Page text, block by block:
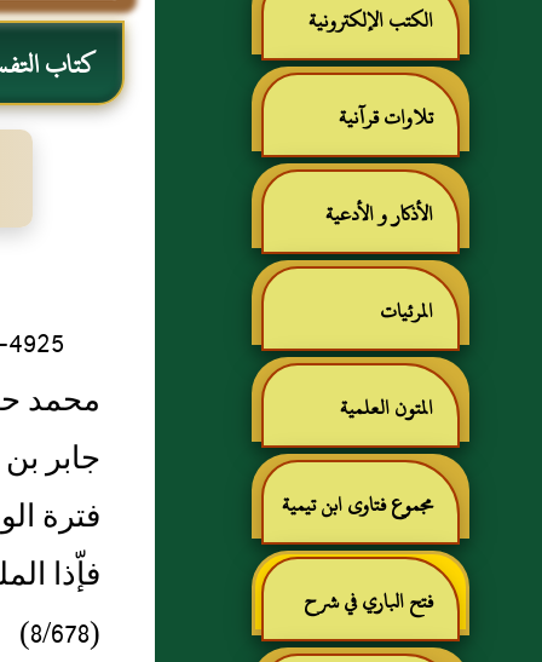
الكتب الإلكترونية
تلاوات قرآنية
الأذكار و الأدعية
المرئيات
المتون العلمية
مجموع فتاوى ابن تيمية
فتح الباري في شرح
كتاب
محمد
جابر
فترة
فإّذا
(8/678)